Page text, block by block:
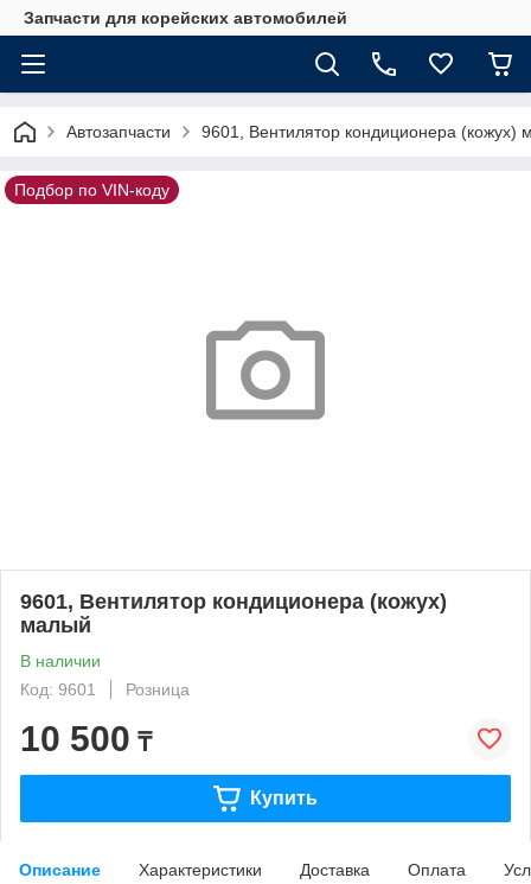
Запчасти для корейских автомобилей
Автозапчасти 9601, Вентилятор кондиционера (кожух)
Подбор по VIN-коду
9601, Вентилятор кондиционера (кожух)
малый
В наличии
Код: 9601
Розница
10 500 ₸
Купить
Описание Характеристики Доставка Оплата